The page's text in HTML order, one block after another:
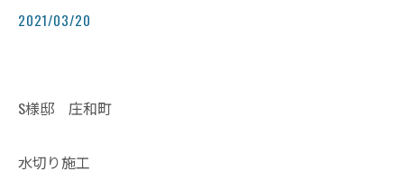
2021/03/20
S様邸 庄和町
水切り施工